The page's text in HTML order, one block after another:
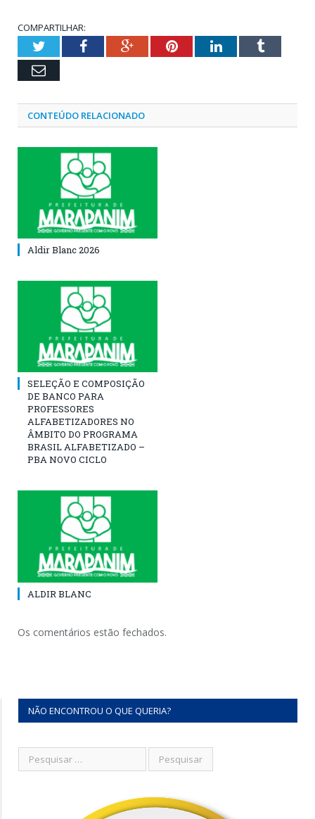
COMPARTILHAR:
TwitterFacebookGoogle+PinterestLinkedInTumblr
Email
CONTEÚDO RELACIONADO
Aldir Blanc 2026
SELEÇÃO E COMPOSIÇÃO
DE BANCO PARA
PROFESSORES
ALFABETIZADORES NO
ÂMBITO DO PROGRAMA
BRASIL ALFABETIZADO –
PBA NOVO CICLO
ALDIR BLANC
Os comentários estão fechados.
NÃO ENCONTROU O QUE QUERIA?